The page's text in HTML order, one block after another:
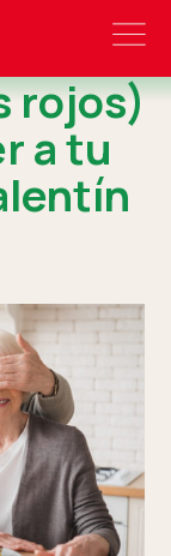
rojos)
a tu